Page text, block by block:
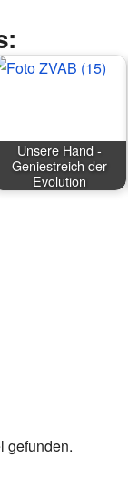
Unsere Hand -
Geniestreich der
Evolution
gefunden.